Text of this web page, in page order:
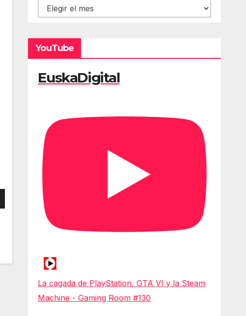
Hemeroteca
YouTube
EuskaDigital
La cagada de PlayStation, GTA VI y la Steam
Machine - Gaming Room #130